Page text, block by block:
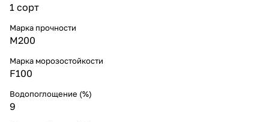
1 сорт
Марка прочности
M200
Марка морозостойкости
F100
Водопоглощение (%)
9